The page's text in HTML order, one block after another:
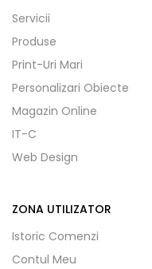
Servicii
Produse
Print-Uri Mari
Personalizari Obiecte
Magazin Online
IT-C
Web Design
ZONA UTILIZATOR
Istoric Comenzi
Contul Meu